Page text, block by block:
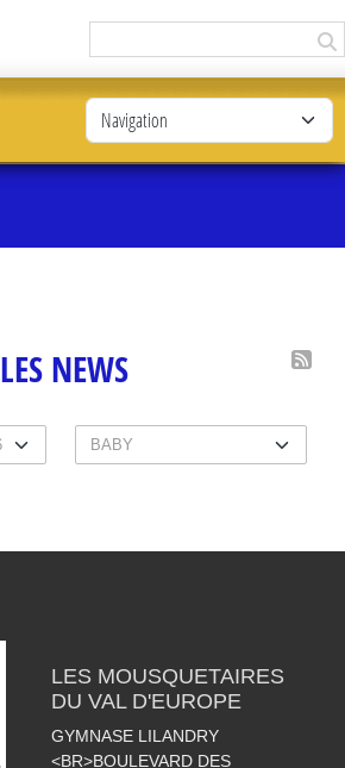
LES NEWS
LES MOUSQUETAIRES
DU VAL D'EUROPE
GYMNASE LILANDRY
<BR>BOULEVARD DES